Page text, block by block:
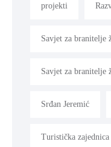
projekti
Savjet za branitelje
Savjet za branitelje
Srđan Jeremić
Turistička